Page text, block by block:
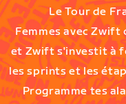
Le Tour de
Femmes avec Zwift
et Zwift s'investit à
les sprints et les
Programme tes